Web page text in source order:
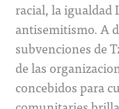
racial, la igualdad
antisemitismo. A
subvenciones de
de las
concebidos para